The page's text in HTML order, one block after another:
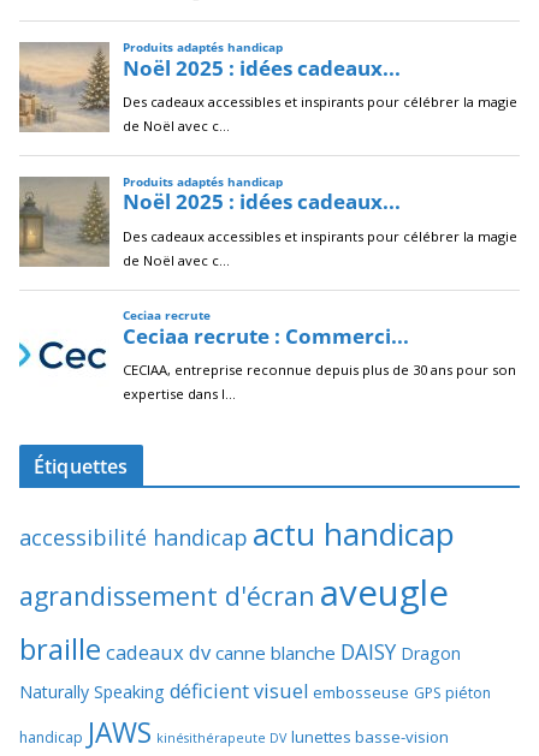
Étiquettes
accessibilité handicap actu handicap
agrandissement d'écran aveugle
braille cadeaux dv canne blanche DAISY Dragon
Naturally Speaking déficient visuel embosseuse GPS piéton
handicap JAWS kinésithérapeute DV lunettes basse-vision